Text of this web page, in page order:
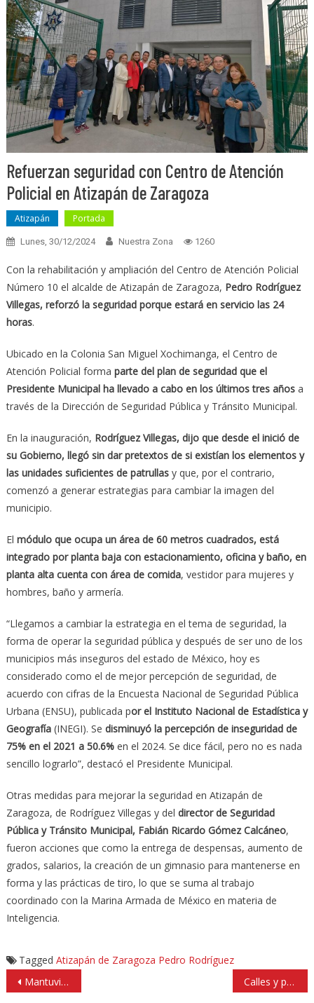
Refuerzan seguridad con Centro de Atención
Policial en Atizapán de Zaragoza
Atizapán Portada
Lunes, 30/12/2024 Nuestra Zona 1260
Con la rehabilitación y ampliación del Centro de Atención Policial
Número 10 el alcalde de Atizapán de Zaragoza, Pedro Rodríguez
Villegas, reforzó la seguridad porque estará en servicio las 24
horas.
Ubicado en la Colonia San Miguel Xochimanga, el Centro de
Atención Policial forma parte del plan de seguridad que el
Presidente Municipal ha llevado a cabo en los últimos tres añosa
través de la Dirección de Seguridad Pública y Tránsito Municipal.
En la inauguración, Rodríguez Villegas, dijo que desde el inició de
su Gobierno, llegó sin dar pretextos de si existían los elementos y
las unidades suficientes de patrullasy que, por el contrario,
comenzó a generar estrategias para cambiar la imagen del
municipio.
El módulo que ocupa un área de 60 metros cuadrados, está
integrado por planta baja con estacionamiento, oficina y baño, en
planta alta cuenta con área de comida, vestidor para mujeres y
hombres, baño y armería.
“Llegamos a cambiar la estrategia en el tema de seguridad, la
forma de operar la seguridad pública y después de ser uno de los
municipios más inseguros del estado de México, hoy es
considerado como el de mejor percepción de seguridad, de
acuerdo con cifras de la Encuesta Nacional de Seguridad Pública
Urbana (ENSU), publicada por el Instituto Nacional de Estadística y
Geografía(INEGI). Se disminuyó la percepción de inseguridad de
75% en el 2021 a 50.6%en el 2024. Se dice fácil, pero no es nada
sencillo lograrlo”, destacó el Presidente Municipal.
Otras medidas para mejorar la seguridad en Atizapán de
Zaragoza, de Rodríguez Villegas y del director de Seguridad
Pública y Tránsito Municipal, Fabián Ricardo Gómez Calcáneo,
fueron acciones que como la entrega de despensas, aumento de
grados, salarios, la creación de un gimnasio para mantenerse en
forma y las prácticas de tiro, lo que se suma al trabajo
coordinado con la Marina Armada de México en materia de
Inteligencia.
Tagged Atizapán de Zaragoza Pedro Rodríguez
Navegación
de
Mantuvieron baja delincuencia en Huixquilucan por más de 22 mil acciones Calles y pozos de agua inaugura Moya en 4 comunidades de Naucalpan